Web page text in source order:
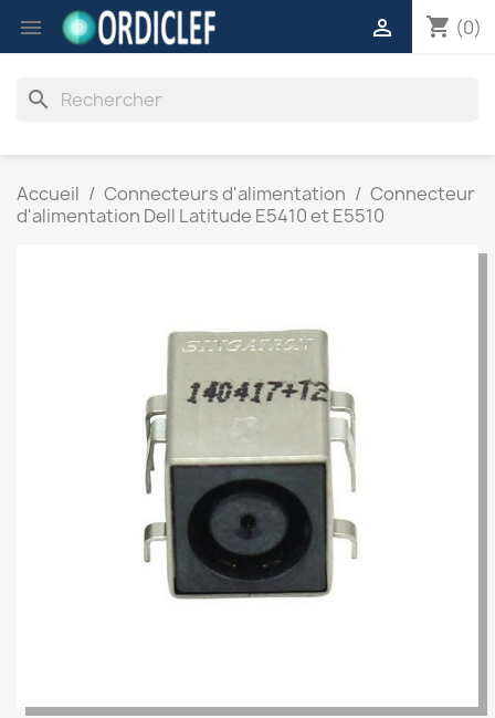
 shopping_cart (0)

search
Accueil Connecteurs d'alimentation
Connecteur
d'alimentation Dell Latitude E5410 et E5510